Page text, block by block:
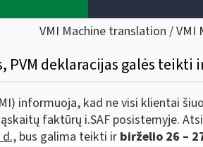
VMI Machine translation /
deklaracijas galės teikti
informuoja, kad ne visi klientai
faktūrų i.SAF posistemyje.
bus galima teikti ir birželio 26 –